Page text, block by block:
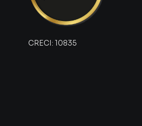
Espaço para jardim
Possibilidade de
CRECI: 10835